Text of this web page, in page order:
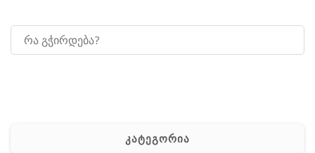
კატეგორია